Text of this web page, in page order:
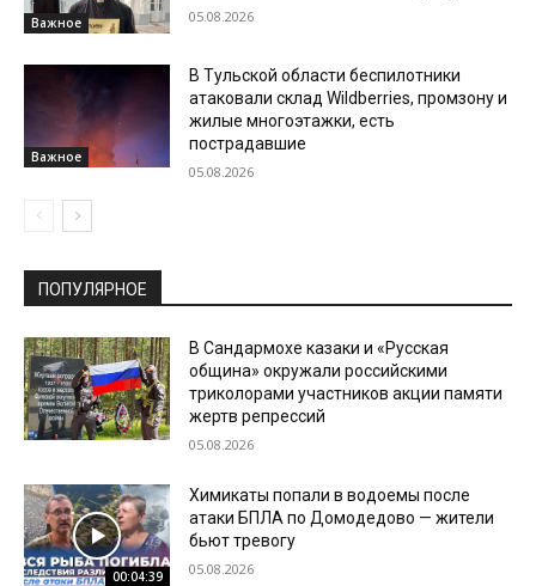
Важное 05.08.2026
Важное
В Тульской области беспилотники
атаковали склад Wildberries, промзону и
жилые многоэтажки, есть
пострадавшие
05.08.2026
ПОПУЛЯРНОЕ
В Сандармохе казаки и «Русская
община» окружали российскими
триколорами участников акции памяти
жертв репрессий
05.08.2026
00:04:39
Химикаты попали в водоемы после
атаки БПЛА по Домодедово — жители
бьют тревогу
05.08.2026